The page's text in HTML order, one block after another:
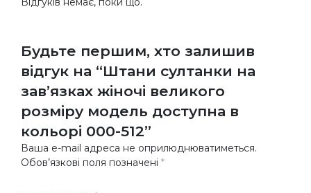
Будьте першим, хто залишив
відгук на “Штани султанки на
зав’язках жіночі великого
розміру модель доступна в
кольорі 000-512”
Ваша e-mail адреса не оприлюднюватиметься.
Обов’язкові поля позначені *